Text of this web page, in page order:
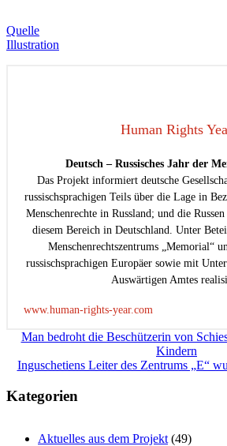
Quelle
Illustration
Human Rights
Deutsch – Russisches Jahr der
Das Projekt informiert deutsche
russischsprachigen Teils über die Lage in
Menschenrechte in Russland; und die
diesem Bereich in Deutschland. Unter
Menschenrechtszentrums „Memorial“
russischsprachigen Europäer sowie mit
Auswärtigen Amtes
www.human-rights-year.com
Beitragsnavigation
Man bedroht die Beschützerin von
Kindern
Inguschetiens Leiter des Zentrums „E“
Kategorien
Aktuelles aus dem Projekt(49)